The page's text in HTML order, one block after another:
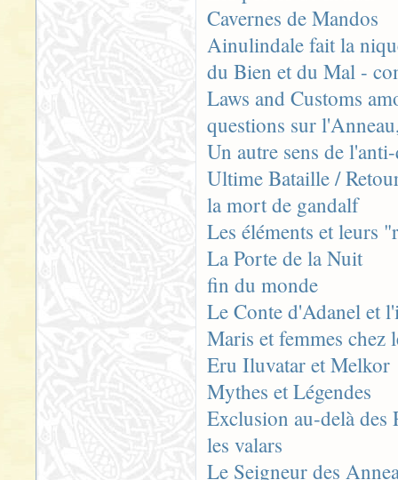
Cavernes de Mandos
Ainulindale fait la
du Bien et du Mal -
Laws and Customs
questions sur
Un autre sens de
Ultime Bataille /
la mort de gandalf
Les éléments et leurs
La Porte de la Nuit
fin du monde
Le Conte d'Adanel et
Maris et femmes chez
Eru Iluvatar et Melkor
Mythes et Légendes
Exclusion au-delà des
les valars
Le Seigneur des